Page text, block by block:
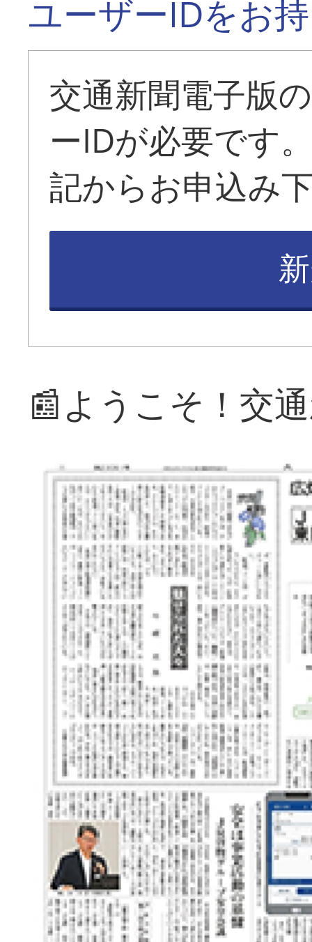
ユーザーIDをお
交通新聞電子版
ーIDが必要です
記からお申込み
📰ようこそ！交